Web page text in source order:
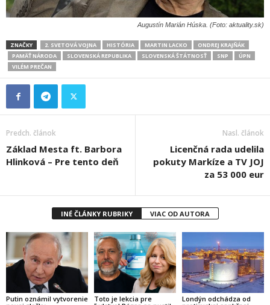
Augustín Marián Húska. (Foto: aktuality.sk)
ZNAČKY 2. SVETOVÁ VOJNA HISTÓRIA MARTIN LACKO
ONDREJ KRAJŇÁK
PAMÄŤ NÁRODA
SLOVENSKÁ REPUBLIKA SLOVENSKÁ ŠTÁTNOSŤ SNP
ÚPN
VILÉM PREČAN
Predch. článok
Základ Mesta ft. Barbora
Hlinková – Pre tento deň
Nasl. článok
Licenčná rada udelila
pokuty Markíze a TV JOJ
za 53 000 eur
INÉ ČLÁNKY RUBRIKY VIAC OD AUTORA
Putin oznámil vytvorenie
Toto je lekcia pre
Londýn odchádza od